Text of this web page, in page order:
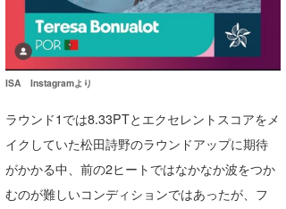
ISA Instagramより
ラウンド1では8.33PTとエクセレントスコアをメ
イクしていた松田詩野のラウンドアップに期待
がかかる中、前の2ヒートではなかなか波をつか
むのが難しいコンディションではあったが、フ
KOBU
KY
MIN
mitz
OYZ
S.K